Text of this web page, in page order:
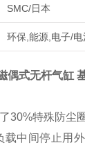
SMC/日本
环保,能源,电子/
偶式无杆气缸
30%特殊防尘
载中间停止用